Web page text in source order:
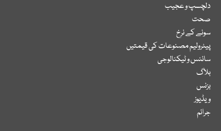
دلچسپ و عجیب
صحت
سونے کے نرخ
پیٹرولیم مصنوعات کی قیمتیں
سائنس و ٹیکنالوجی
بلاگ
بزنس
ویڈیوز
جرائم